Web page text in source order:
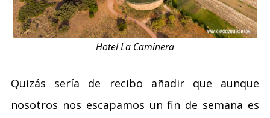
Hotel La Caminera
Quizás sería de recibo añadir que aunque
nosotros nos escapamos un fin de semana es